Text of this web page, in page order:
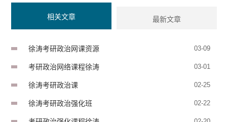
相关文章 最新文章
徐涛考研政治网课资源 03-09
考研政治网络课程徐涛 03-01
徐涛考研政治课 02-25
徐涛考研政治强化班 02-22